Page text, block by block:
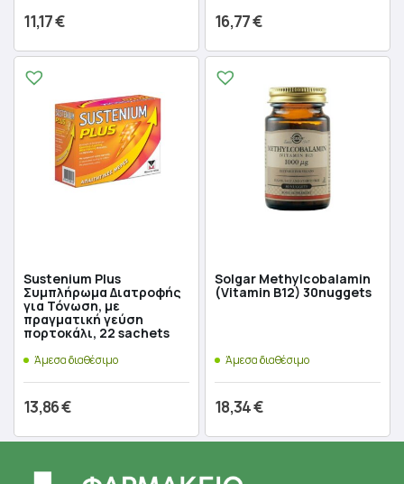
11,17€ 16,77€
Sustenium Plus
Συμπλήρωμα Διατροφής
για Τόνωση, με
πραγματική γεύση
πορτοκάλι, 22 sachets
Άμεσα διαθέσιμο
13,86€
Solgar Methylcobalamin
(Vitamin B12) 30nuggets
Άμεσα διαθέσιμο
18,34€